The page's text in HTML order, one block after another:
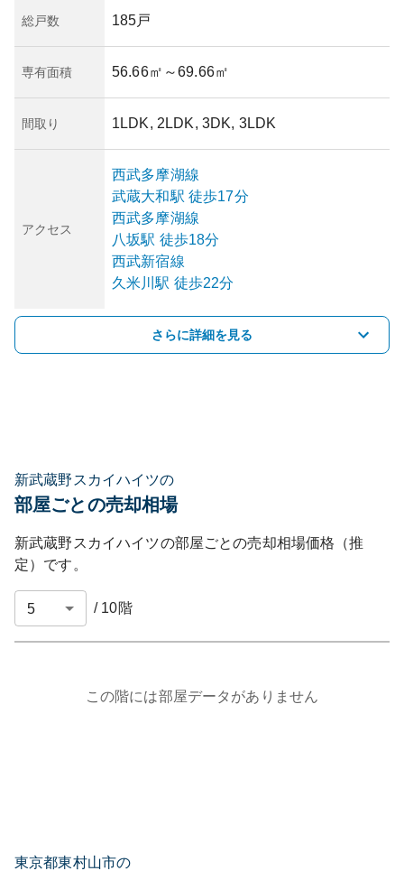
総戸数 185戸
専有面積 56.66㎡ ～69.66㎡
間取り 1LDK, 2LDK, 3DK, 3LDK
アクセス
西武多摩湖線
武蔵大和駅 徒歩17分
西武多摩湖線
八坂駅 徒歩18分
西武新宿線
久米川駅 徒歩22分
さらに詳細を見る
新武蔵野スカイハイツの
部屋ごとの売却相場
新武蔵野スカイハイツの部屋ごとの売却相場価格（推
定）です。
/ 10階
この階には部屋データがありません
東京都東村山市の